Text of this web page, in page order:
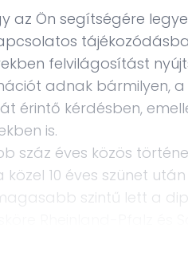
az Ön segítségére
felvilágosítást
adnak bármilyen,
érintő kérdésben,
is.
száz éves közös
10 éves szünet
szintű lett a
Rheinland-Pfalz és